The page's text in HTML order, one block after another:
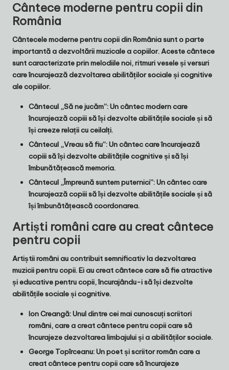
Cântece moderne pentru copii din
România
Cântecele moderne pentru copii din România sunt o parte
importantă a dezvoltării muzicale a copiilor. Aceste cântece
sunt caracterizate prin melodiile noi, ritmuri vesele și versuri
care încurajează dezvoltarea abilităților sociale și cognitive
ale copiilor.
Cântecul „Să ne jucăm”: Un cântec modern care
încurajează copiii să își dezvolte abilitățile sociale și să
își creeze relații cu ceilalți.
Cântecul „Vreau să fiu”: Un cântec care încurajează
copiii să își dezvolte abilitățile cognitive și să își
îmbunătățească memoria.
Cântecul „Împreună suntem puternici”: Un cântec care
încurajează copiii să își dezvolte abilitățile sociale și să
își îmbunătățească coordonarea.
Artiști români care au creat cântece
pentru copii
Artiștii români au contribuit semnificativ la dezvoltarea
muzicii pentru copii. Ei au creat cântece care să fie atractive
și educative pentru copii, încurajându-i să își dezvolte
abilitățile sociale și cognitive.
Ion Creangă: Unul dintre cei mai cunoscuți scriitori
români, care a creat cântece pentru copii care să
încurajeze dezvoltarea limbajului și a abilităților sociale.
George Topîrceanu: Un poet și scriitor român care a
creat cântece pentru copii care să încurajeze